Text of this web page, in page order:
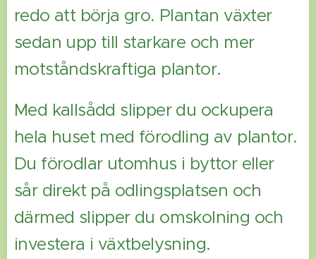
redo att börja gro. Plantan växter
sedan upp till starkare och mer
motståndskraftiga plantor.
Med kallsådd slipper du ockupera
hela huset med förodling av plantor.
Du förodlar utomhus i byttor eller
sår direkt på odlingsplatsen och
därmed slipper du omskolning och
investera i växtbelysning.